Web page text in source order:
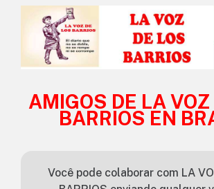
AMIGOS DE LA VOZ
BARRIOS EN
Você pode colaborar com LA